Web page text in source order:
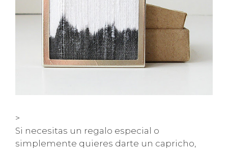
>
Si necesitas un regalo especial o
simplemente quieres darte un capricho,